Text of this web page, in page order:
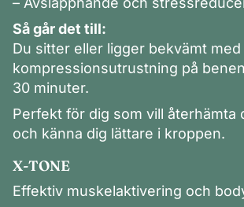
Så går det till:
Du sitter eller ligger bekvämt med
kompressionsutrustning på
30 minuter.
Perfekt för dig som vill återhämta
och känna dig lättare i kroppen.
X-TONE
Effektiv muskelaktivering och